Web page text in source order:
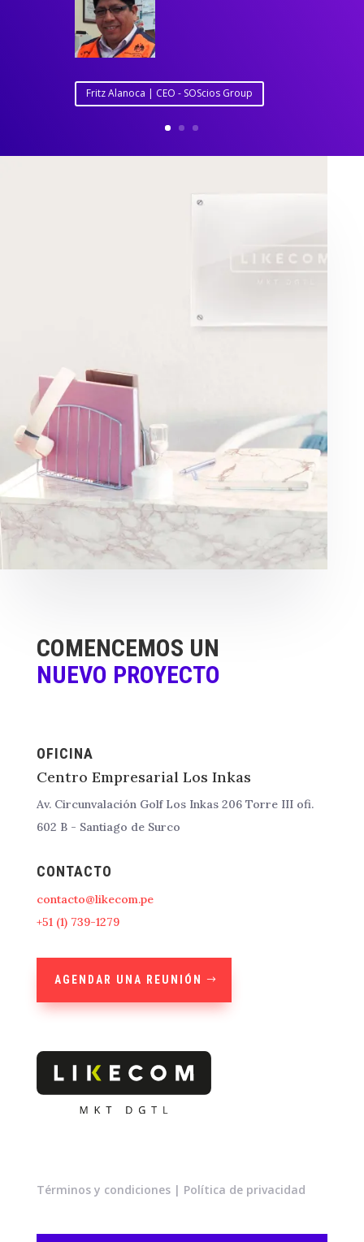
Fritz Alanoca | CEO - SOScios Group
COMENCEMOS UN
NUEVO PROYECTO
OFICINA
Centro Empresarial Los Inkas
Av. Circunvalación Golf Los Inkas 206 Torre III ofi.
602 B - Santiago de Surco
CONTACTO
contacto@likecom.pe
+51 (1) 739-1279
AGENDAR UNA REUNIÓN
Términos y condiciones| Política de privacidad